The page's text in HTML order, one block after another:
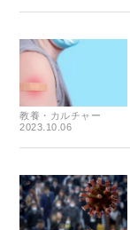
教養・カルチャー
2023.10.06